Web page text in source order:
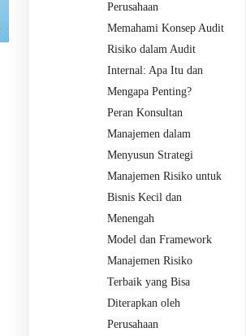
Perusahaan
Memahami Konsep Audit
Risiko dalam Audit
Internal: Apa Itu dan
Mengapa Penting?
Peran Konsultan
Manajemen dalam
Menyusun Strategi
Manajemen Risiko untuk
Bisnis Kecil dan
Menengah
Model dan Framework
Manajemen Risiko
Terbaik yang Bisa
Diterapkan oleh
Perusahaan